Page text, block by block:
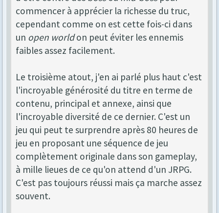
commencer à apprécier la richesse du truc,
cependant comme on est cette fois-ci dans
un open worldon peut éviter les ennemis
faibles assez facilement.
Le troisième atout, j'en ai parlé plus haut c'est
l'incroyable générosité du titre en terme de
contenu, principal et annexe, ainsi que
l'incroyable diversité de ce dernier. C'est un
jeu qui peut te surprendre après 80 heures de
jeu en proposant une séquence de jeu
complètement originale dans son gameplay,
à mille lieues de ce qu'on attend d'un JRPG.
C'est pas toujours réussi mais ça marche assez
souvent.